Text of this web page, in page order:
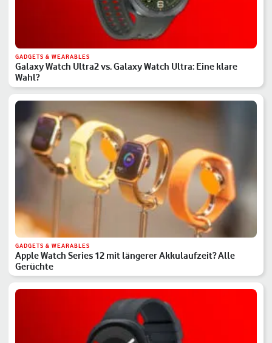
GADGETS & WEARABLES
Galaxy Watch Ultra2 vs. Galaxy Watch Ultra: Eine klare
Wahl?
GADGETS & WEARABLES
Apple Watch Series 12 mit längerer Akkulaufzeit? Alle
Gerüchte